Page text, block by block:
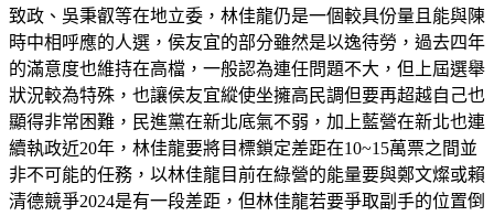
致政、吳秉叡等在地立委，林佳龍仍是一個較具份量且能與陳
時中相呼應的人選，侯友宜的部分雖然是以逸待勞，過去四年
的滿意度也維持在高檔，一般認為連任問題不大，但上屆選舉
狀況較為特殊，也讓侯友宜縱使坐擁高民調但要再超越自己也
顯得非常困難，民進黨在新北底氣不弱，加上藍營在新北也連
續執政近20年，林佳龍要將目標鎖定差距在10~15萬票之間並
非不可能的任務，以林佳龍目前在綠營的能量要與鄭文燦或賴
清德競爭2024是有一段差距，但林佳龍若要爭取副手的位置倒